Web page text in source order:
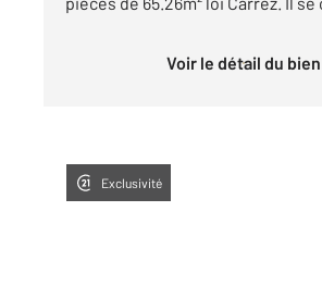
Voir le détail du bien
Exclusivité